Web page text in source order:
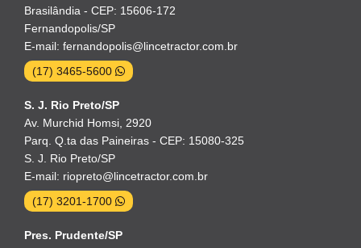
Brasilândia - CEP: 15606-172
Fernandopolis/SP
E-mail: fernandopolis@lincetractor.com.br
(17) 3465-5600
S. J. Rio Preto/SP
Av. Murchid Homsi, 2920
Parq. Q.ta das Paineiras - CEP: 15080-325
S. J. Rio Preto/SP
E-mail: riopreto@lincetractor.com.br
(17) 3201-1700
Pres. Prudente/SP